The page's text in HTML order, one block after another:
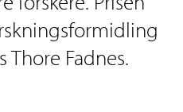
Thore Fadnes.